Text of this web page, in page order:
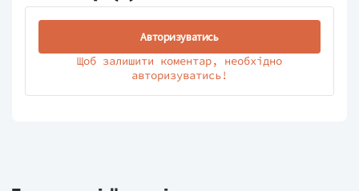
Щоб залишити коментар, необхідно
авторизуватись!
Авторизуватись